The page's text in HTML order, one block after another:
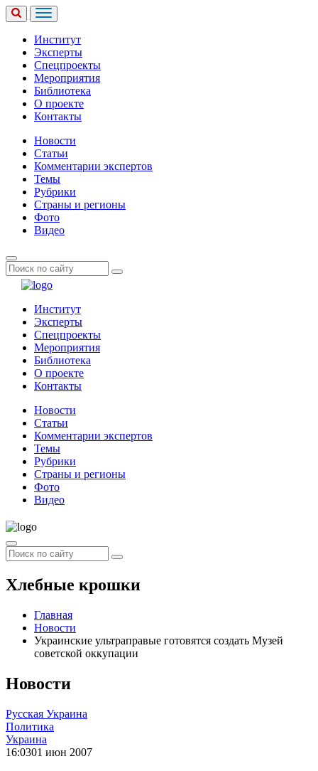
Институт
Эксперты
Спецпроекты
Мероприятия
Библиотека
О проекте
Контакты
Новости
Статьи
Комментарии экспертов
Темы
Рубрики
Страны и регионы
Фото
Видео
Институт
Эксперты
Спецпроекты
Мероприятия
Библиотека
О проекте
Контакты
Новости
Статьи
Комментарии экспертов
Темы
Рубрики
Страны и регионы
Фото
Видео
Хлебные крошки
Главная
Новости
Украинские ультраправые готовятся создать Музей
советской оккупации
Новости
Русская Украина
Политика
Украина
16:0301 июн 2007